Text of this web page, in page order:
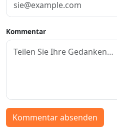
Kommentar
Kommentar absenden